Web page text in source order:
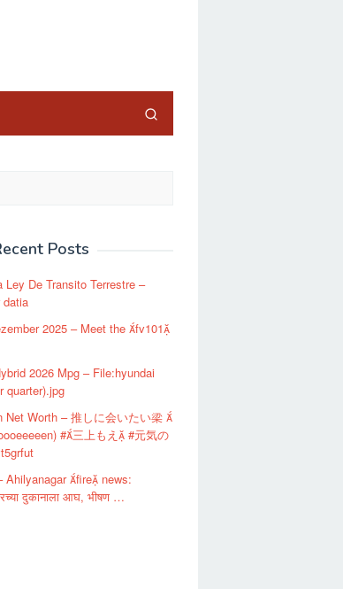
Posts
Ley De Transito Terrestre –
datia
2025 – Meet the fv101
2026 Mpg – File:hyundai
quarter).jpg
Net Worth – 推しに会いたい梁 
#三上もえ #元気の
Ahilyanagar fire news:
दुकानाला आघ, भीषण …